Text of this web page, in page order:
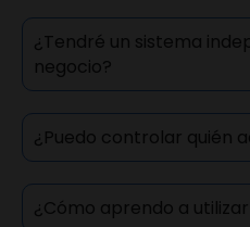
¿Tendré un sistema
negocio?
¿Puedo controlar quién
¿Cómo aprendo a utilizar